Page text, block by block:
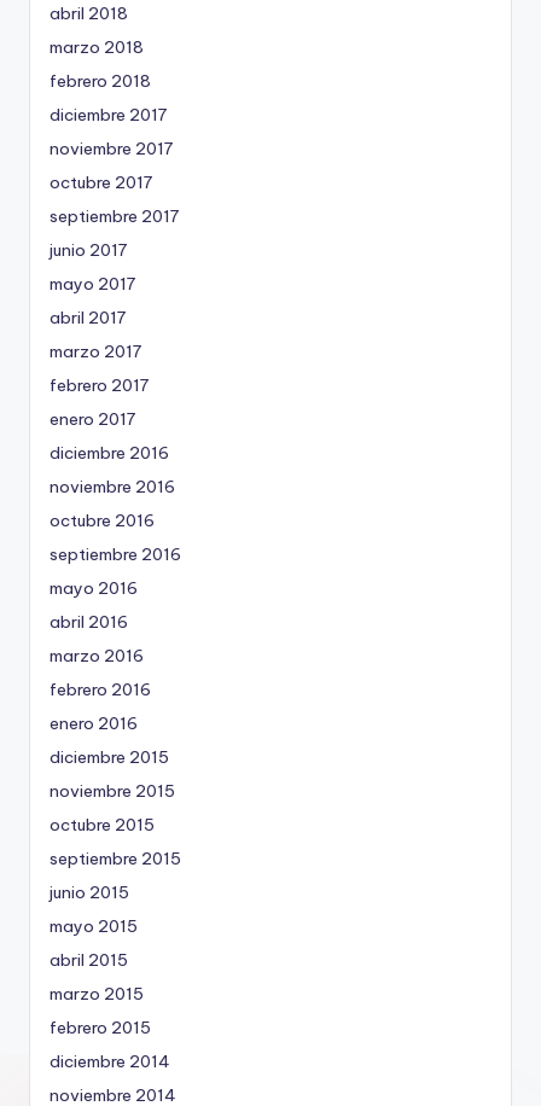
abril 2018
marzo 2018
febrero 2018
diciembre 2017
noviembre 2017
octubre 2017
septiembre 2017
junio 2017
mayo 2017
abril 2017
marzo 2017
febrero 2017
enero 2017
diciembre 2016
noviembre 2016
octubre 2016
septiembre 2016
mayo 2016
abril 2016
marzo 2016
febrero 2016
enero 2016
diciembre 2015
noviembre 2015
octubre 2015
septiembre 2015
junio 2015
mayo 2015
abril 2015
marzo 2015
febrero 2015
diciembre 2014
noviembre 2014